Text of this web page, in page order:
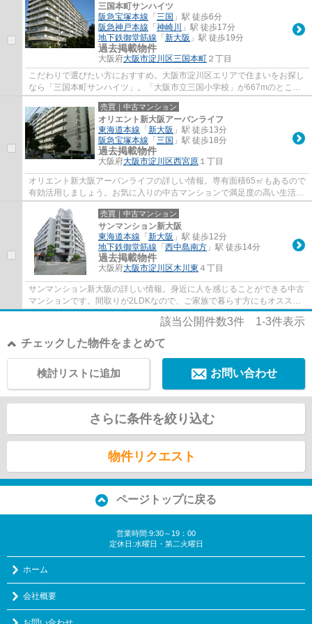
三国本町サンハイツ
阪急宝塚本線 「 三国 」駅 徒歩6分
阪急神戸本線 「 神崎川
」駅 徒歩17分
地下鉄御堂筋線 「 新大阪 」駅 徒歩19分
過去掲載物件
大阪府大阪市淀川区三国本町 ２丁目
こだわりで選びたい方におすすめ。大阪市淀川区エリアで住まいをお探し
なら「三国本町サンハイツ」。「大阪市立三国小学校」が667mのところ
にあるので、お子様の通学にも良い立地です...
売買｜中古マンション
オリエント新大阪アーバンライフ
東海道本線 「 新大阪 」駅 徒歩13分
阪急宝塚本線 「 三国 」駅 徒歩18分
過去掲載物件
大阪府大阪市淀川区西宮原 １丁目
オリエント新大阪アーバンライフの詳しい情報。専有面積65㎡もあるので
有効活用しましょう。お気に入りの中古マンションで満足度の高い生活を
しましょう。幅広い方にご好評な1,980万円...
売買｜中古マンション
サンマンション新大阪
東海道本線 「 新大阪 」駅 徒歩12分
地下鉄御堂筋線 「 西中島南方 」駅 徒歩14分
過去掲載物件
大阪府大阪市淀川区木川東 ４丁目
サンマンション新大阪の詳しい情報。身近に人を感じることができる中古
マンションです。間取りが2LDKなので、ご家族で暮らす方にもオススメ
できます。900万円と、少しご予算を相談した...
該当公開件数3件 1-3件表示
チェックした物件をまとめて
お問い合わせ
検討リストに追加
さらに条件を絞り込む
物件リクエスト
ページトップに戻る
営業時間:9:30～19：00
定休日:水曜日・第二火曜日
ホーム
会社概要